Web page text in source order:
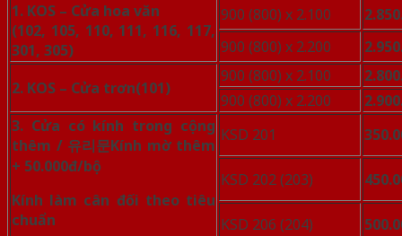
1. KOS – Cửa hoa văn
(102, 105, 110, 111, 116, 117,
301, 305)
900 (800) x 2.100
900 (800) x 2.200
2. KOS – Cửa trơn(101)
900 (800) x 2.100
900 (800) x 2.200
3. Cửa có kính trong cộng
thêm / 유리문Kính mờ thêm
+ 50.000đ/bộ
Kính làm cân đối theo tiêu
chuẩn
KSD 201
KSD 202 (203)
KSD 206 (204)